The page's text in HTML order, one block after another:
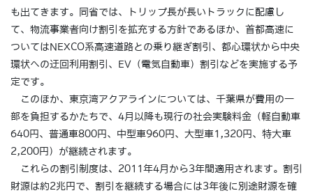
も出てきます。同省では、トリップ長が長いトラックに配慮し
て、物流事業者向け割引を拡充する方針であるほか、首都高速に
ついてはNEXCO系高速道路との乗り継ぎ割引、都心環状から中央
環状への迂回利用割引、EV（電気自動車）割引などを実施する予
定です。
このほか、東京湾アクアラインについては、千葉県が費用の一
部を負担するかたちで、4月以降も現行の社会実験料金（軽自動車
640円、普通車800円、中型車960円、大型車1,320円、特大車
2,200円）が継続されます。
これらの割引制度は、2011年4月から3年間適用されます。割引
財源は約2兆円で、割引を継続する場合には3年後に別途財源を確